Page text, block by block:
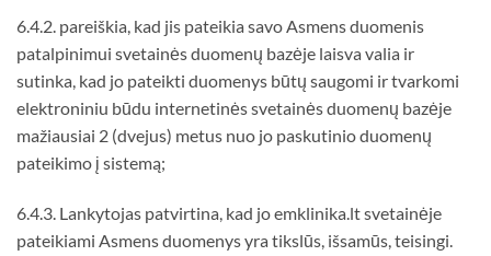
6.4.2. pareiškia, kad jis pateikia savo Asmens duomenis
patalpinimui svetainės duomenų bazėje laisva valia ir
sutinka, kad jo pateikti duomenys būtų saugomi ir tvarkomi
elektroniniu būdu internetinės svetainės duomenų bazėje
mažiausiai 2 (dvejus) metus nuo jo paskutinio duomenų
pateikimo į sistemą;
6.4.3. Lankytojas patvirtina, kad jo emklinika.lt svetainėje
pateikiami Asmens duomenys yra tikslūs, išsamūs, teisingi.